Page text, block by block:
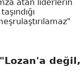
atan liderlerin
değil,